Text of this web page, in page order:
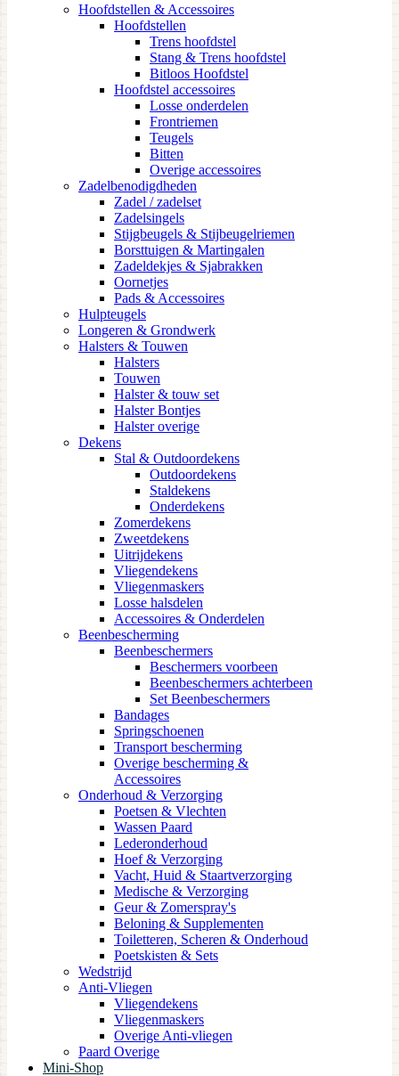
Hoofdstellen & Accessoires
Hoofdstellen
Trens hoofdstel
Stang & Trens hoofdstel
Bitloos Hoofdstel
Hoofdstel accessoires
Losse onderdelen
Frontriemen
Teugels
Bitten
Overige accessoires
Zadelbenodigdheden
Zadel / zadelset
Zadelsingels
Stijgbeugels & Stijbeugelriemen
Borsttuigen & Martingalen
Zadeldekjes & Sjabrakken
Oornetjes
Pads & Accessoires
Hulpteugels
Longeren & Grondwerk
Halsters & Touwen
Halsters
Touwen
Halster & touw set
Halster Bontjes
Halster overige
Dekens
Stal & Outdoordekens
Outdoordekens
Staldekens
Onderdekens
Zomerdekens
Zweetdekens
Uitrijdekens
Vliegendekens
Vliegenmaskers
Losse halsdelen
Accessoires & Onderdelen
Beenbescherming
Beenbeschermers
Beschermers voorbeen
Beenbeschermers achterbeen
Set Beenbeschermers
Bandages
Springschoenen
Transport bescherming
Overige bescherming &
Accessoires
Onderhoud & Verzorging
Poetsen & Vlechten
Wassen Paard
Lederonderhoud
Hoef & Verzorging
Vacht, Huid & Staartverzorging
Medische & Verzorging
Geur & Zomerspray's
Beloning & Supplementen
Toiletteren, Scheren & Onderhoud
Poetskisten & Sets
Wedstrijd
Anti-Vliegen
Vliegendekens
Vliegenmaskers
Overige Anti-vliegen
Paard Overige
Mini-Shop